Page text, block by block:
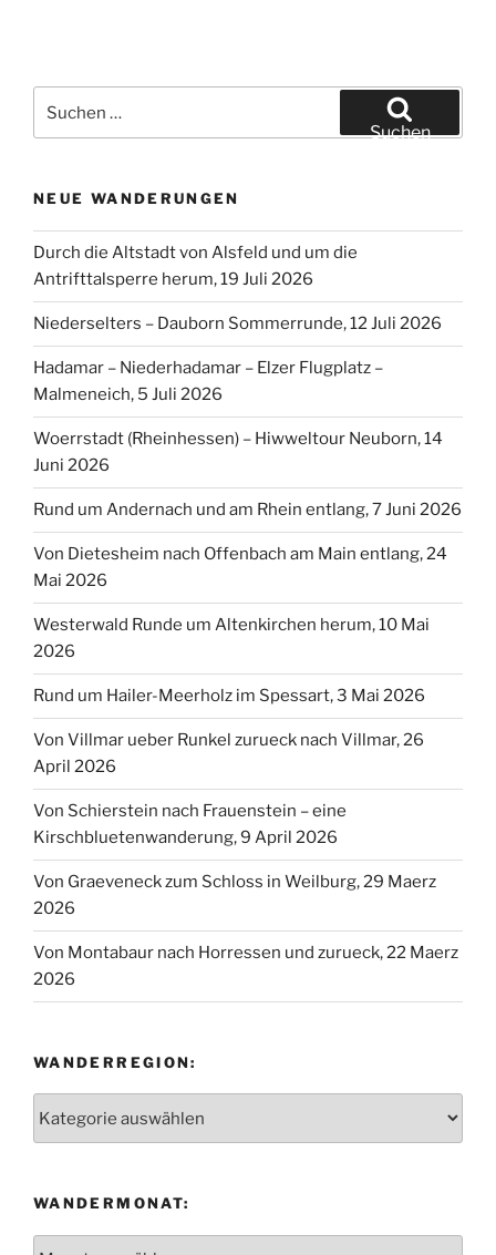
nach:
Suchen
NEUE WANDERUNGEN
Durch die Altstadt von Alsfeld und um die
Antrifttalsperre herum, 19 Juli 2026
Niederselters – Dauborn Sommerrunde, 12 Juli 2026
Hadamar – Niederhadamar – Elzer Flugplatz –
Malmeneich, 5 Juli 2026
Woerrstadt (Rheinhessen) – Hiwweltour Neuborn, 14
Juni 2026
Rund um Andernach und am Rhein entlang, 7 Juni 2026
Von Dietesheim nach Offenbach am Main entlang, 24
Mai 2026
Westerwald Runde um Altenkirchen herum, 10 Mai
2026
Rund um Hailer-Meerholz im Spessart, 3 Mai 2026
Von Villmar ueber Runkel zurueck nach Villmar, 26
April 2026
Von Schierstein nach Frauenstein – eine
Kirschbluetenwanderung, 9 April 2026
Von Graeveneck zum Schloss in Weilburg, 29 Maerz
2026
Von Montabaur nach Horressen und zurueck, 22 Maerz
2026
WANDERREGION:
WANDERMONAT: